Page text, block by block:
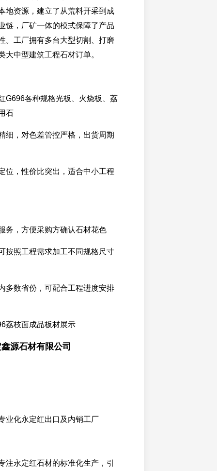
地资源，建立了从荒料开采到成
链，厂矿一体的模式保障了产品
。工厂拥有多台大型切割、打磨
大中型建筑工程石材订单。
G696各种规格光板、火烧板、荔
石
细，对色差管控严格，出货周期
位，性价比突出，适合中小工程
务，方便采购方确认石材花色
按照工程需求加工不同规格尺寸
多数省份，可配合工程进度安排
荔枝面成品板材展示
源石材有限公司
业化永定红出口及内销工厂
注永定红石材的标准化生产，引